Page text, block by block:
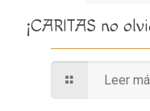
¡CARITAS no
Leer